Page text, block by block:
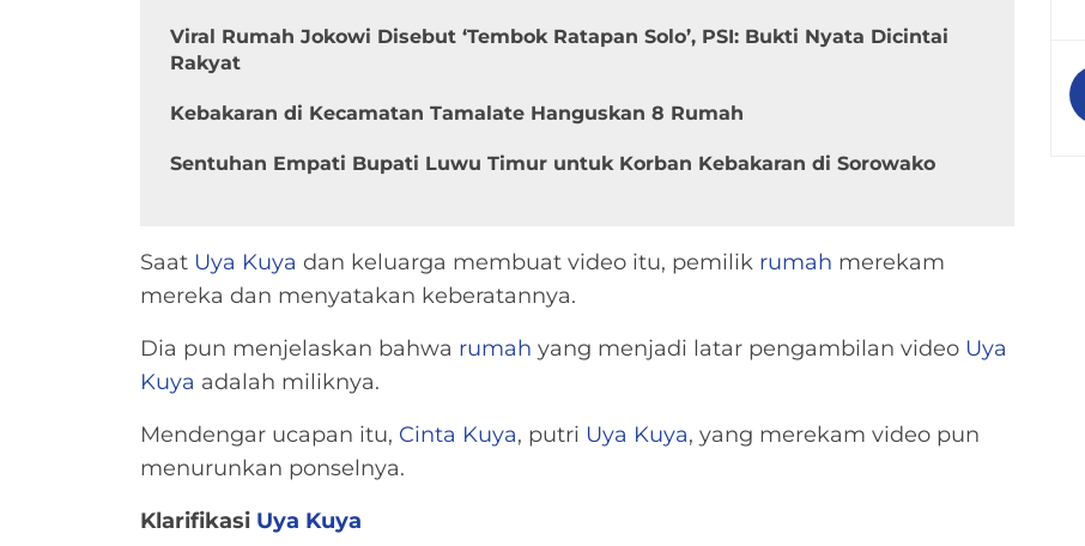
Viral Rumah Jokowi Disebut ‘Tembok Ratapan Solo’, PSI: Bukti Nyata Dicintai
Rakyat
Kebakaran di Kecamatan Tamalate Hanguskan 8 Rumah
Sentuhan Empati Bupati Luwu Timur untuk Korban Kebakaran di Sorowako
Saat Uya Kuya dan keluarga membuat video itu, pemilik rumah merekam
mereka dan menyatakan keberatannya.
Dia pun menjelaskan bahwa rumah yang menjadi latar pengambilan video Uya
Kuya adalah miliknya.
Mendengar ucapan itu, Cinta Kuya, putri Uya Kuya, yang merekam video pun
menurunkan ponselnya.
Klarifikasi Uya Kuya